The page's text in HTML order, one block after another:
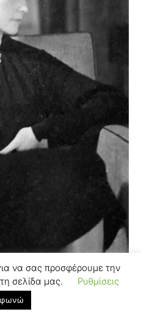
Dior by
να σας προσφέρουμε την
σελίδα μας.
Ρυθμίσεις